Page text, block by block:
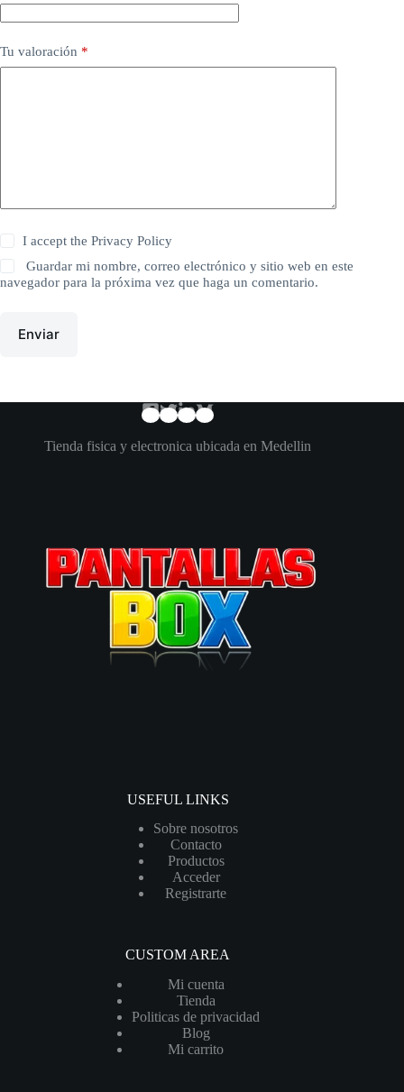
Tu valoración *
I accept thePrivacy Policy
Guardar mi nombre, correo electrónico y sitio web en este
navegador para la próxima vez que haga un comentario.
Enviar
Tienda fisica y electronica ubicada en Medellin
USEFUL LINKS
Sobre nosotros
Contacto
Productos
Acceder
Registrarte
CUSTOM AREA
Mi cuenta
Tienda
Politicas de privacidad
Blog
Mi carrito